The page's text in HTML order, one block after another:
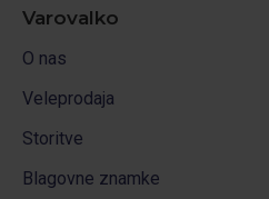
Varovalko
O nas
Veleprodaja
Storitve
Blagovne znamke